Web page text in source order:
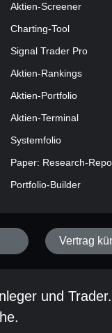
Aktien-Screener
Charting-Tool
Signal Trader Pro
Aktien-Rankings
Aktien-Portfolio
Aktien-Terminal
Systemfolio
Paper: Research-
Portfolio-Builder
Vertrag
und